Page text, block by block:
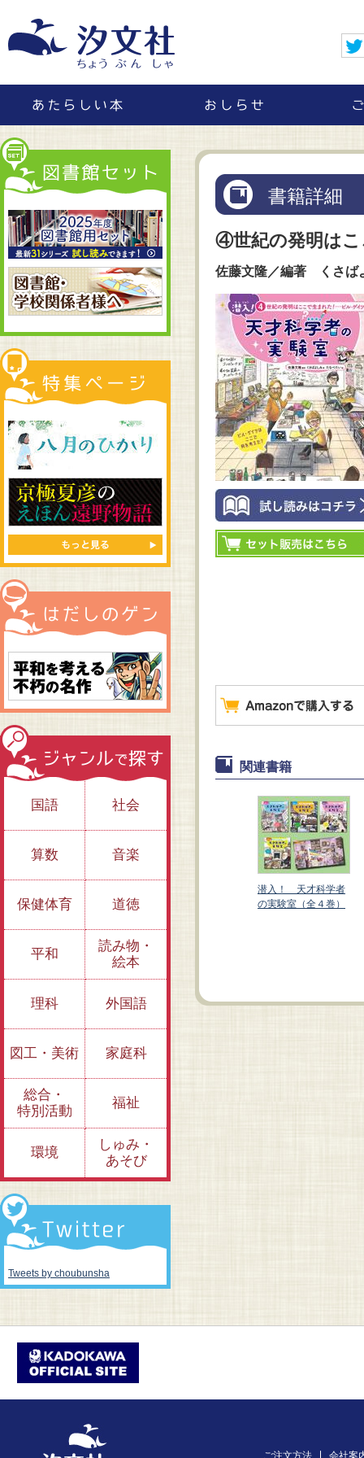
書籍詳細
④世紀の発明はこ
佐藤文隆／編著 くさば
関連書籍
②生き物はなぜ生ま
れた？～リンネほか
ンほか
潜入！ 天才科学者
の実験室（全４巻）
国語 社会
算数 音楽
保健体育 道徳
平和
読み物・
絵本
理科 外国語
図工・美術 家庭科
総合・
特別活動
福祉
環境
しゅみ・
あそび
Tweets by choubunsha